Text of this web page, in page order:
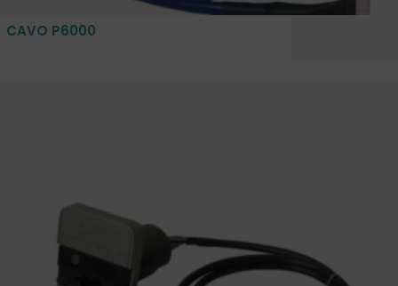
CAVO P6000